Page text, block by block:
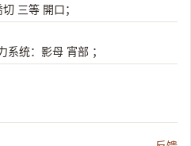
三等 開口；
统：影母 宵部 ；